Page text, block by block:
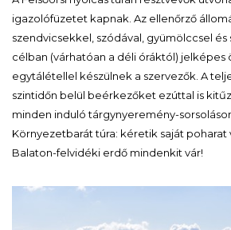
igazolófüzetet kapnak. Az ellenőrző
szendvicsekkel, szódával, gyümölccsel és
célban (várhatóan a déli óráktól) jelképes
egytálétellel készülnek a szervezők. A
szintidőn belül beérkezőket ezúttal is
minden induló tárgynyeremény-
Környezetbarát túra: kéretik saját poharat
Balaton-felvidéki erdő mindenkit vár!